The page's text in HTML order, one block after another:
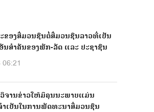
ຂອງສື່ມວນຊົນຕໍ່ສື່ມວນຊົນລາວທີ່ເປັນ
ນສຳຄັນຂອງພັກ-ລັດ ແລະ ປະຊາຊົນ
ວິຈານຂ່າວໃຫ້ມີຄຸນນະພາບແມ່ນ
ເປັນໃນການພັດທະນາສື່ມວນຊົນ